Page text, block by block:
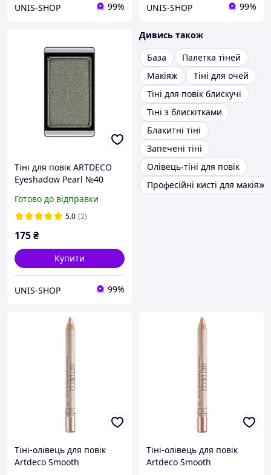
UNIS-SHOP 99% UNIS-SHOP 99%
Тіні для повік ARTDECO
Eyeshadow Pearl №40
(4019674030400)
Готово до відправки
5.0 (2)
175₴
Купити
UNIS-SHOP 99%
Дивись також
База
Палетка тіней
Макіяж
Тіні для очей
Тіні для повік блискучі
Тіні з блискітками
Блакитні тіні
Запечені тіні
Олівець-тіні для повік
Професійні кисті для макіяжу
Тіні-олівець для повік
Artdeco Smooth
Тіні-олівець для повік
Artdeco Smooth